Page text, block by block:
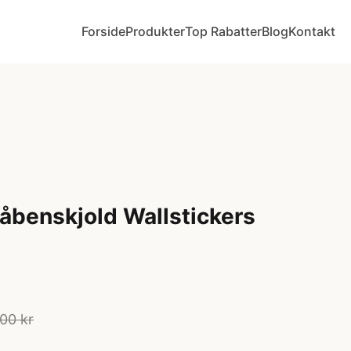
ForsideProdukterTop RabatterBlogKontakt
Wallstickers
kr